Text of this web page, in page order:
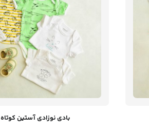
بادی نوزادی آستین کوتاه